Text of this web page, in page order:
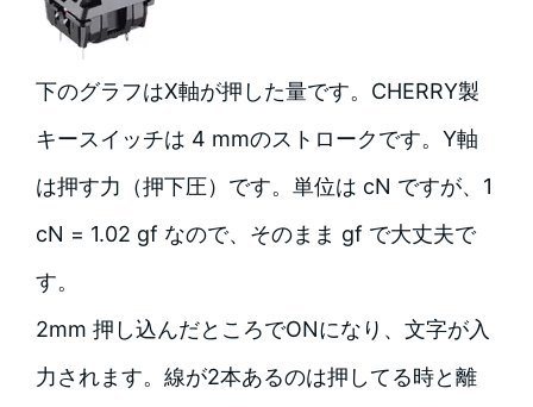
下のグラフはX軸が押した量です。CHERRY製
キースイッチは 4 mmのストロークです。Y軸
は押す力（押下圧）です。単位は cN ですが、1
cN = 1.02 gf なので、そのまま gf で大丈夫で
す。
2mm 押し込んだところでONになり、文字が入
力されます。線が2本あるのは押してる時と離